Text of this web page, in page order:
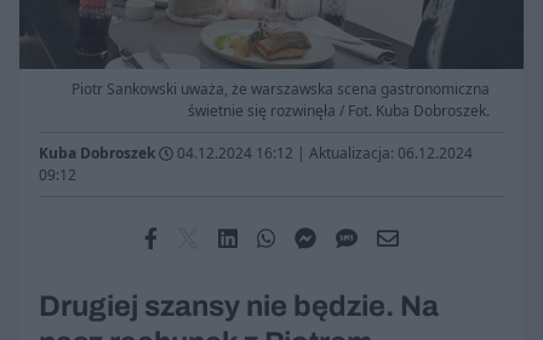
Piotr Sankowski uważa, że warszawska scena gastronomiczna
świetnie się rozwinęła / Fot. Kuba Dobroszek.
Kuba Dobroszek 04.12.2024 16:12 | Aktualizacja: 06.12.2024
09:12
Drugiej szansy nie będzie. Na